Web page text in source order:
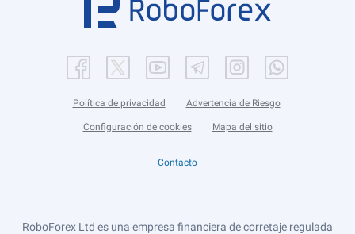
Política de privacidad Advertencia de Riesgo
Configuración de cookies Mapa del sitio
Contacto
RoboForex Ltd es una empresa financiera de corretaje regulada